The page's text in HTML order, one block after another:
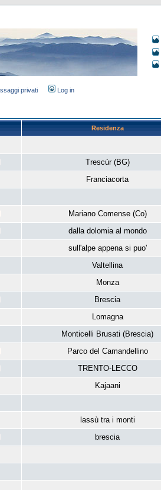
privati Log in
Residenza
Trescùr (BG)
Franciacorta
Mariano Comense (Co)
dalla dolomia al mondo
sull'alpe appena si puo'
Valtellina
Monza
Brescia
Lomagna
Monticelli Brusati (Brescia)
Parco del Camandellino
TRENTO-LECCO
Kajaani
lassù tra i monti
brescia